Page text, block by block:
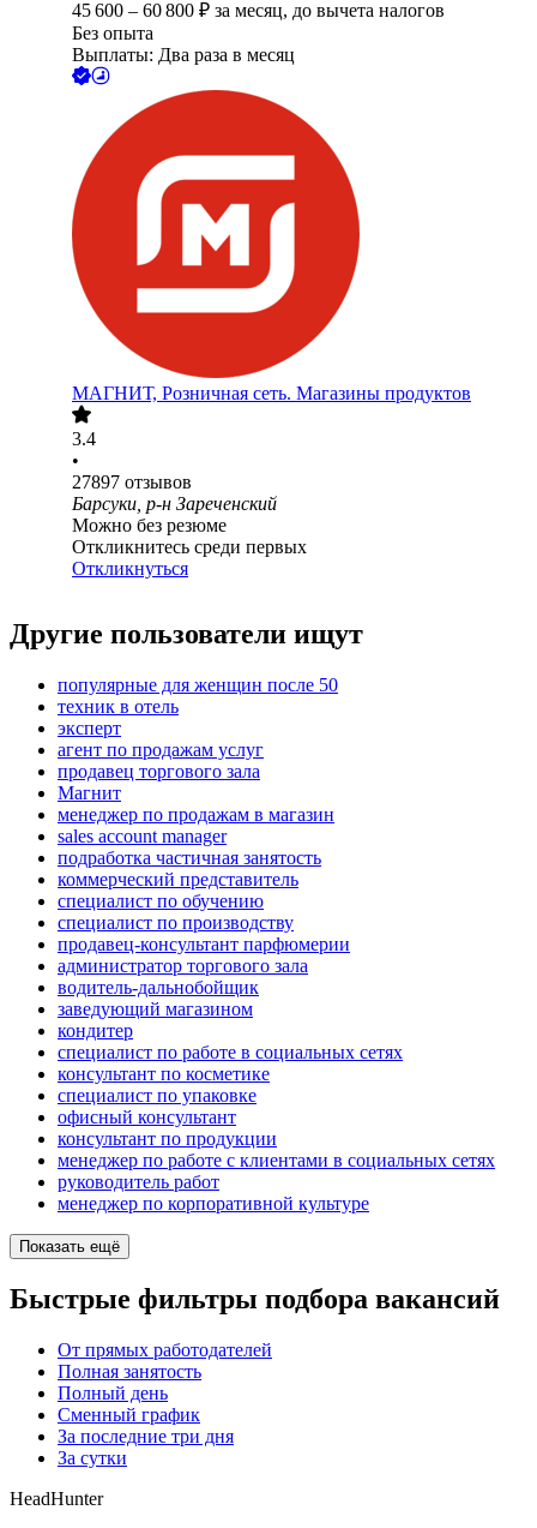
45 600 – 60 800 ₽ за месяц, до вычета налогов
Без опыта
Выплаты: Два раза в месяц
МАГНИТ, Розничная сеть. Магазины продуктов
3.4
•
27897 отзывов
Барсуки, р-н Зареченский
Можно без резюме
Откликнитесь среди первых
Откликнуться
Другие пользователи ищут
популярные для женщин после 50
техник в отель
эксперт
агент по продажам услуг
продавец торгового зала
Магнит
менеджер по продажам в магазин
sales account manager
подработка частичная занятость
коммерческий представитель
специалист по обучению
специалист по производству
продавец-консультант парфюмерии
администратор торгового зала
водитель-дальнобойщик
заведующий магазином
кондитер
специалист по работе в социальных сетях
консультант по косметике
специалист по упаковке
офисный консультант
консультант по продукции
менеджер по работе с клиентами в социальных сетях
руководитель работ
менеджер по корпоративной культуре
Показать ещё
Быстрые фильтры подбора вакансий
От прямых работодателей
Полная занятость
Полный день
Сменный график
За последние три дня
За сутки
HeadHunter